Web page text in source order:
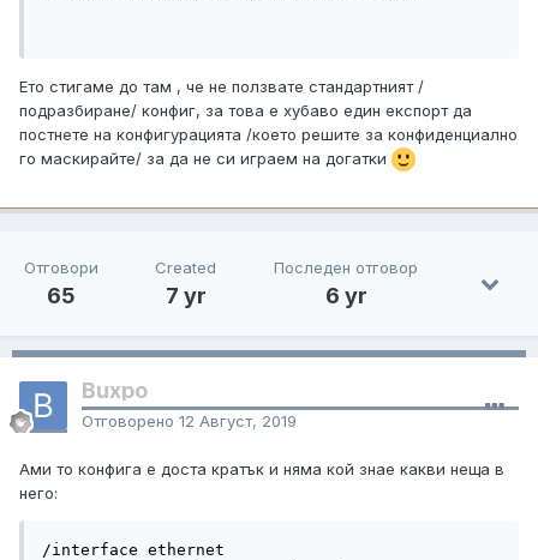
Ето стигаме до там , че не ползвате стандартният /
подразбиране/ конфиг, за това е хубаво един експорт да
постнете на конфигурацията /което решите за конфиденциално
го маскирайте/ за да не си играем на догатки
Отговори
65
Created
7 yr
Последен отговор
6 yr
Buxpo
Отговорено 12 Август, 2019
Ами то конфига е доста кратък и няма кой знае какви неща в
него:
/interface ethernet